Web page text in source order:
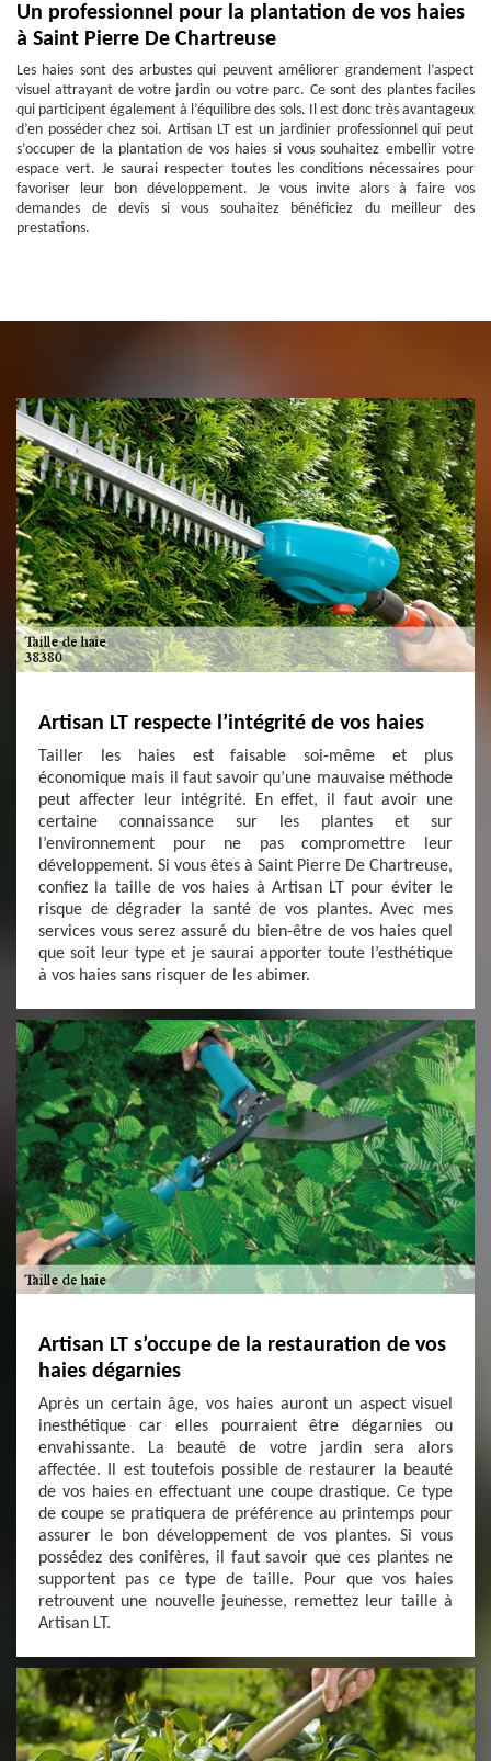
Un professionnel pour la plantation de vos haies
à Saint Pierre De Chartreuse
Les haies sont des arbustes qui peuvent améliorer grandement l’aspect
visuel attrayant de votre jardin ou votre parc. Ce sont des plantes faciles
qui participent également à l’équilibre des sols. Il est donc très avantageux
d’en posséder chez soi. Artisan LT est un jardinier professionnel qui peut
s’occuper de la plantation de vos haies si vous souhaitez embellir votre
espace vert. Je saurai respecter toutes les conditions nécessaires pour
favoriser leur bon développement. Je vous invite alors à faire vos
demandes de devis si vous souhaitez bénéficiez du meilleur des
prestations.
Artisan LT respecte l’intégrité de vos haies
Tailler les haies est faisable soi-même et plus
économique mais il faut savoir qu’une mauvaise méthode
peut affecter leur intégrité. En effet, il faut avoir une
certaine connaissance sur les plantes et sur
l’environnement pour ne pas compromettre leur
développement. Si vous êtes à Saint Pierre De Chartreuse,
confiez la taille de vos haies à Artisan LT pour éviter le
risque de dégrader la santé de vos plantes. Avec mes
services vous serez assuré du bien-être de vos haies quel
que soit leur type et je saurai apporter toute l’esthétique
à vos haies sans risquer de les abimer.
Artisan LT s’occupe de la restauration de vos
haies dégarnies
Après un certain âge, vos haies auront un aspect visuel
inesthétique car elles pourraient être dégarnies ou
envahissante. La beauté de votre jardin sera alors
affectée. Il est toutefois possible de restaurer la beauté
de vos haies en effectuant une coupe drastique. Ce type
de coupe se pratiquera de préférence au printemps pour
assurer le bon développement de vos plantes. Si vous
possédez des conifères, il faut savoir que ces plantes ne
supportent pas ce type de taille. Pour que vos haies
retrouvent une nouvelle jeunesse, remettez leur taille à
Artisan LT.